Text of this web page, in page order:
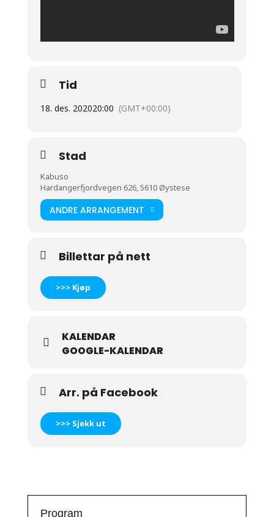
Tid
18. des. 202020:00 (GMT+00:00)
Stad
Kabuso
Hardangerfjordvegen 626, 5610 Øystese
ANDRE ARRANGEMENT
Billettar på nett
>>> Kjøp
KALENDAR
GOOGLE-KALENDAR
Arr. på Facebook
>>> Sjekk ut
Program